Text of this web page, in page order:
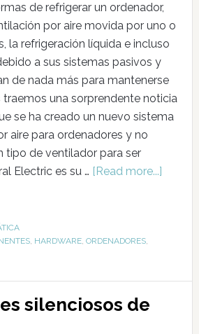
de refrigerar un ordenador,
por aire movida por uno o
la refrigeración líquida e incluso
a sus sistemas pasivos y
de nada más para mantenerse
una sorprendente noticia
se ha creado un nuevo sistema
aire para ordenadores y no
tipo de ventilador para ser
Electric es su … [Read more...]
, HARDWARE, ORDENADORES,
silenciosos de